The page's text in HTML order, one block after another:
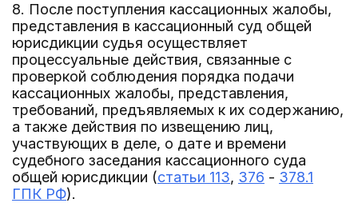
8. После поступления кассационных жалобы,
представления в кассационный суд общей
юрисдикции судья осуществляет
процессуальные действия, связанные с
проверкой соблюдения порядка подачи
кассационных жалобы, представления,
требований, предъявляемых к их содержанию,
а также действия по извещению лиц,
участвующих в деле, о дате и времени
судебного заседания кассационного суда
общей юрисдикции (статьи 113, 376 - 378.1
ГПК РФ).